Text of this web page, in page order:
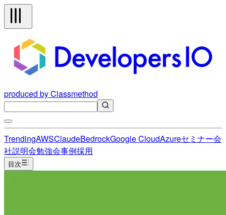
produced by Classmethod
TrendingAWSClaudeBedrockGoogle CloudAzureセミナー会
社説明会勉強会事例採用
目次